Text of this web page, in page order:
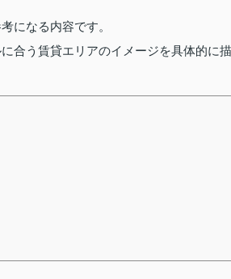
になる内容です。
合う賃貸エリアのイメージを具体的に描